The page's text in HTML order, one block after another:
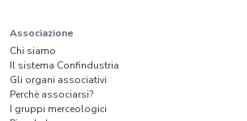
Associazione
Chi siamo
Il sistema Confindustria
Gli organi associativi
Perchè associarsi?
I gruppi merceologici